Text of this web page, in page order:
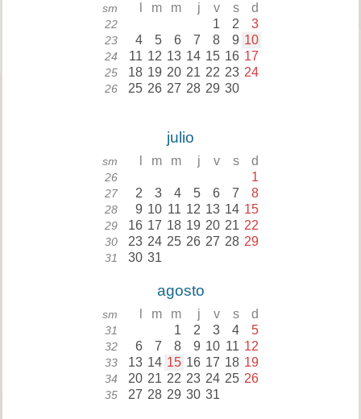
sm m m j v s d
22 1 2 3
23 4 5 6 7 8 9 10
24 11 12 13 14 15 16 17
25 18 19 20 21 22 23 24
26 25 26 27 28 29 30
julio
sm m m j v s d
26 1
27 2 3 4 5 6 7 8
28 9 10 11 12 13 14 15
29 16 17 18 19 20 21 22
30 23 24 25 26 27 28 29
31 30 31
agosto
sm m m j v s d
31 1 2 3 4 5
32 6 7 8 9 10 11 12
33 13 14 15 16 17 18 19
34 20 21 22 23 24 25 26
35 27 28 29 30 31